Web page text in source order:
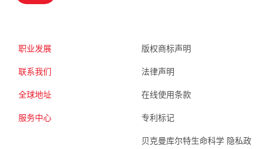
职业发展
联系我们
全球地址
服务中心
版权商标声明
法律声明
在线使用条款
专利标记
贝克曼库尔特生命科学 隐私政